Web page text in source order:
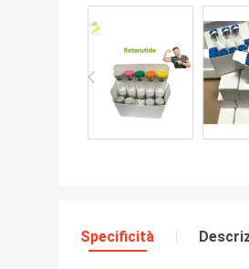
Specificità